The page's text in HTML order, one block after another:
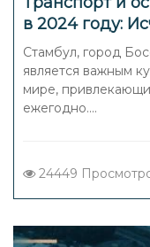
в 2024 году:
руководство
Стамбулу
Стамбул, город
является важным
мире,
ежегодно....
24449